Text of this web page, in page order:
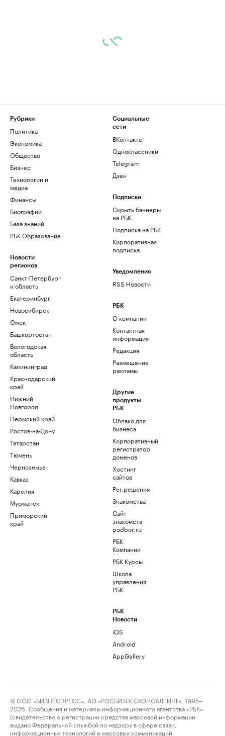
Рубрики
Политика
Экономика
Общество
Бизнес
Технологии и
медиа
Финансы
Биографии
База знаний
РБК Образование
Новости
регионов
Санкт-Петербург
и область
Екатеринбург
Новосибирск
Омск
Башкортостан
Вологодская
область
Калининград
Краснодарский
край
Нижний
Новгород
Пермский край
Ростов-на-Дону
Татарстан
Тюмень
Черноземье
Кавказ
Карелия
Мурманск
Приморский
край
Социальные
сети
ВКонтакте
Одноклассники
Telegram
Дзен
Подписки
Скрыть баннеры
на РБК
Подписка на РБК
Корпоративная
подписка
Уведомления
RSS Новости
РБК
О компании
Контактная
информация
Редакция
Размещение
рекламы
Другие
продукты
РБК
Облако для
бизнеса
Корпоративный
регистратор
доменов
Хостинг
сайтов
Рег.решения
Знакомства
Сайт
знакомств
podbor.ru
РБК
Компании
РБК Курсы
Школа
управления
РБК
РБК
Новости
iOS
Android
AppGallery
© ООО «БИЗНЕСПРЕСС», АО «РОСБИЗНЕСКОНСАЛТИНГ», 1995–
2026. Сообщения и материалы информационного агентства «РБК»
(свидетельство о регистрации средства массовой информации
выдано Федеральной службой по надзору в сфере связи,
информационных технологий и массовых коммуникаций